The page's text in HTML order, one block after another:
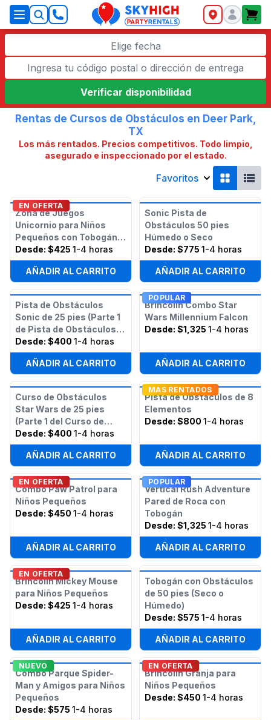
SkyHigh Logo
Elige fecha
Verificar disponibilidad
Rentas de Cursos de Obstáculos en Deer Park,
TX
Los más rentados. Precios competitivos. Todo limpio,
asegurado e inspeccionado por el estado.
Favoritos
EN OFERTA
Zona de Juegos
Unicornio para Niños
Pequeños con Tobogán
(Seco o Húmedo)
Desde: $425 1-4 horas
AÑADIR AL CARRITO
Sonic Pista de
Obstáculos 50 pies
Húmedo o Seco
Desde: $775 1-4 horas
AÑADIR AL CARRITO
Pista de Obstáculos
Sonic de 25 pies (Parte 1
de Pista de Obstáculos
Sonic de 50 pies)
Desde: $400 1-4 horas
AÑADIR AL CARRITO
POPULAR
Brincolín Combo Star
Wars Millennium Falcon
Desde: $1,325 1-4 horas
AÑADIR AL CARRITO
Curso de Obstáculos
Star Wars de 25 pies
(Parte 1 del Curso de
Obstáculos Star Wars de
50 pies)
Desde: $400 1-4 horas
AÑADIR AL CARRITO
MAS RENTADOS
Pista de Obstáculos de 8
Elementos
Desde: $800 1-4 horas
AÑADIR AL CARRITO
EN OFERTA
Combo Paw Patrol para
Niños Pequeños
Desde: $450 1-4 horas
AÑADIR AL CARRITO
POPULAR
Vertical Rush Adventure
Pared de Roca con
Tobogán
Desde: $1,325 1-4 horas
AÑADIR AL CARRITO
EN OFERTA
Brincolín Mickey Mouse
para Niños Pequeños
Desde: $425 1-4 horas
AÑADIR AL CARRITO
Tobogán con Obstáculos
de 50 pies (Seco o
Húmedo)
Desde: $575 1-4 horas
AÑADIR AL CARRITO
NUEVO
Combo Parque Spider-
Man y Amigos para Niños
Pequeños
Desde: $575 1-4 horas
EN OFERTA
Brincolín Granja para
Niños Pequeños
Desde: $450 1-4 horas